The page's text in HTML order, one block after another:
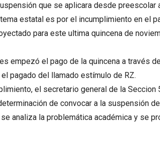
que se aplicara desde preescolar
estatal es por el incumplimiento en el
para este ultima quincena de
empezó el pago de la quincena a través
pagado del llamado estímulo de RZ.
el secretario general de la Seccion
de convocar a la suspensión
analiza la problemática académica y se